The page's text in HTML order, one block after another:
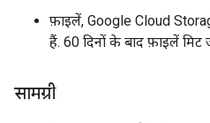
फ़ाइलें, Google Cloud
हैं. 60 दिनों के बाद फ़ाइलें मिट
सामग्री